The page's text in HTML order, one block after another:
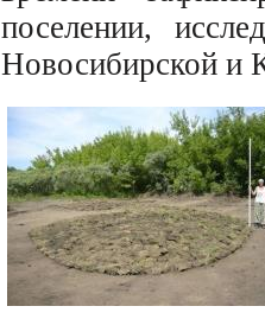
поселении,
Новосибирской и